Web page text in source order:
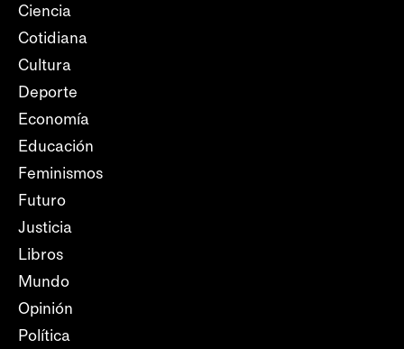
Ciencia
Cotidiana
Cultura
Deporte
Economía
Educación
Feminismos
Futuro
Justicia
Libros
Mundo
Opinión
Política